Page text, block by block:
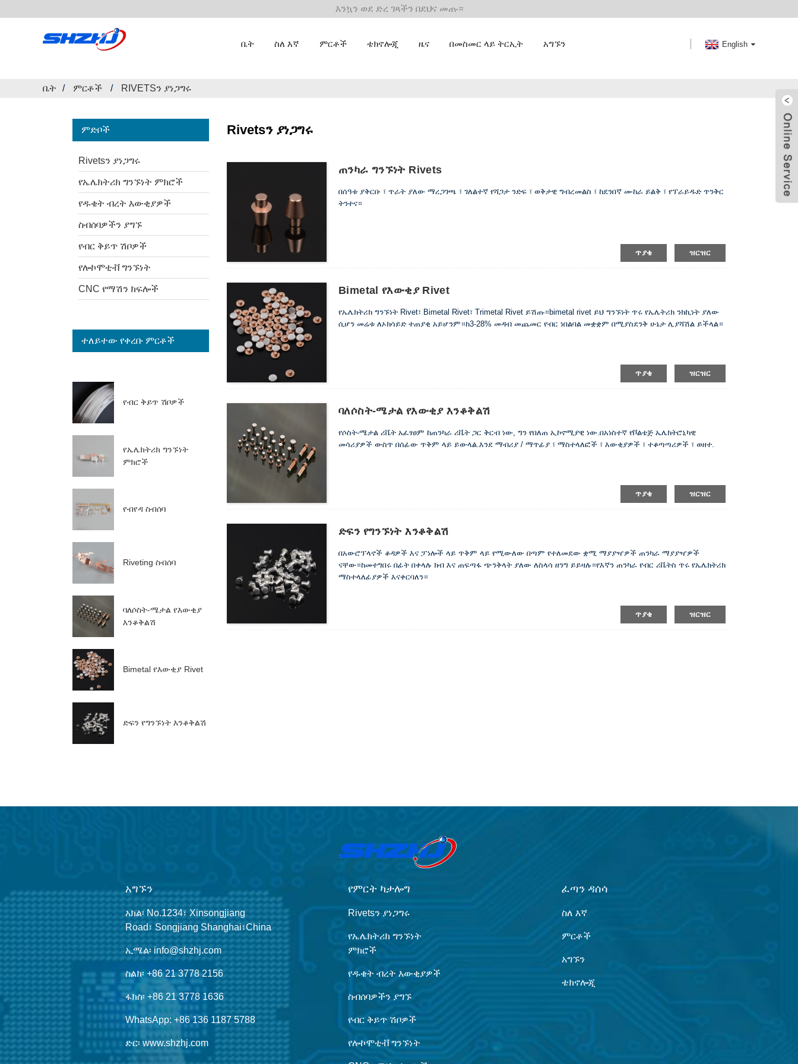
እንኳን ወደ ድረ ገጻችን በደህና መጡ።
ቤት ስለ እኛ ምርቶች ቴክኖሎጂ ዜና በመስመር ላይ ትርኢት አግኙን English
ቤት ምርቶች RIVETSን ያነጋግሩ
ምድቦች
Rivetsን ያነጋግሩ
የኤሌክትሪክ ግንኙነት ምክሮች
የዱቄት ብረት እውቂያዎች
ስብሰባዎችን ያግኙ
የብር ቅይጥ ሽቦዎች
የሎኮሞቲቭ ግንኙነት
CNC የማሽን ክፍሎች
ተለይተው የቀረቡ ምርቶች
የብር ቅይጥ ሽቦዎች
የኤሌክትሪክ ግንኙነት
ምክሮች
የብየዳ ስብሰባ
Riveting ስብሰባ
ባለሶስት-ሜታል የእውቂያ
እንቆቅልሽ
Bimetal የእውቂያ Rivet
ድፍን የግንኙነት እንቆቅልሽ
Rivetsን ያነጋግሩ
ጠንካራ ግንኙነት Rivets
በሰዓቱ ያቅርቡ ፣ ጥራት ያለው ማረጋገጫ ፣ ገለልተኛ የሻጋታ ንድፍ ፣ ወቅታዊ ግብረመልስ ፣ ከደንበኛ ሙከራ ይልቅ ፣ የፕራይዱድ ጥንቅር
ትንተና።
ጥያቄ ዝርዝር
Bimetal የእውቂያ Rivet
የኤሌክትሪክ ግንኙነት Rivet፣ Bimetal Rivet፣ Trimetal Rivet ይሽጡ።bimetal rivet ይህ ግንኙነት ጥሩ የኤሌትሪክ ንክኪነት ያለው
ሲሆን መሬቱ ለኦክሳይድ ተጠያቂ አይሆንም።ከ3-28% መዳብ መጨመር የብር ነበልባል መቋቋም በሚያስደንቅ ሁኔታ ሊያሻሽል ይችላል።
ጥያቄ ዝርዝር
ባለሶስት-ሜታል የእውቂያ እንቆቅልሽ
የሶስት-ሜታል ሪቬት አፈፃፀም ከጠንካራ ሪቬት ጋር ቅርብ ነው, ግን የበለጠ ኢኮኖሚያዊ ነው.በአነስተኛ የቮልቴጅ ኤሌክትሮኒካዊ
መሳሪያዎች ውስጥ በሰፊው ጥቅም ላይ ይውላል.እንደ ማብሪያ / ማጥፊያ ፣ ማስተላለፎች ፣ እውቂያዎች ፣ ተቆጣጣሪዎች ፣ ወዘተ.
ጥያቄ ዝርዝር
ድፍን የግንኙነት እንቆቅልሽ
በአውሮፕላኖች ቆዳዎች እና ፓነሎች ላይ ጥቅም ላይ የሚውለው በጣም የተለመደው ቋሚ ማያያዣዎች ጠንካራ ማያያዣዎች
ናቸው።ከመተግበሩ በፊት በቀላሉ ክብ እና ጠፍጣፋ ጭንቅላት ያለው ለስላሳ ዘንግ ይይዛሉ።የእኛን ጠንካራ የብር ሪቬትስ ጥሩ የኤሌክትሪክ
ማስተላለፊያዎች እናቀርባለን።
ጥያቄ ዝርዝር
አግኙን
አክል፡ No.1234፣ Xinsongjiang
Road፣ Songjiang Shanghai፣China
ኢሜል፡ info@shzhj.com
ስልክ፡ +86 21 3778 2156
ፋክስ፡ +86 21 3778 1636
WhatsApp: +86 136 1187 5788
ድር፡ www.shzhj.com
የምርት ካታሎግ
Rivetsን ያነጋግሩ
የኤሌክትሪክ ግንኙነት
ምክሮች
የዱቄት ብረት እውቂያዎች
ስብሰባዎችን ያግኙ
የብር ቅይጥ ሽቦዎች
የሎኮሞቲቭ ግንኙነት
ፈጣን ዳሰሳ
ስለ እኛ
ምርቶች
አግኙን
ቴክኖሎጂ